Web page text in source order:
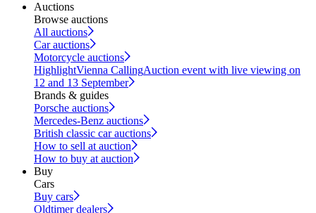
Auctions
Browse auctions
All auctions
Car auctions
Motorcycle auctions
HighlightVienna CallingAuction event with live viewing on
12 and 13 September
Brands & guides
Porsche auctions
Mercedes-Benz auctions
British classic car auctions
How to sell at auction
How to buy at auction
Buy
Cars
Buy cars
Oldtimer dealers